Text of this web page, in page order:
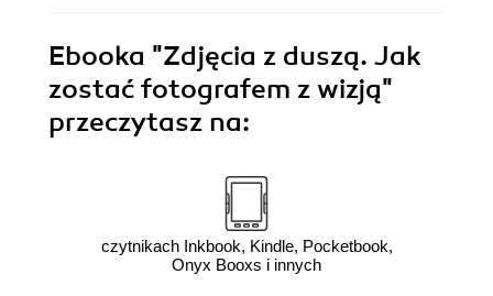
Ebooka "Zdjęcia z duszą. Jak
zostać fotografem z wizją"
przeczytasz na:
czytnikach Inkbook, Kindle, Pocketbook,
Onyx Booxs i innych